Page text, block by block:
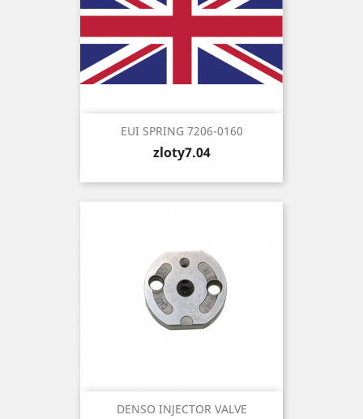
EUI SPRING 7206-0160
Price
zloty7.04
DENSO INJECTOR VALVE